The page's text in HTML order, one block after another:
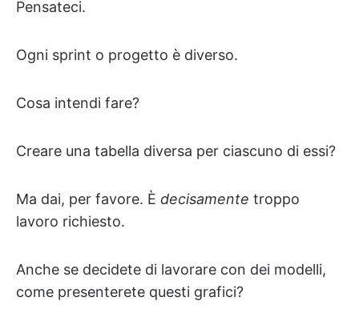
Pensateci.
Ogni sprint o progetto è diverso.
Cosa intendi fare?
Creare una tabella diversa per ciascuno di essi?
Ma dai, per favore. È decisamente troppo
lavoro richiesto.
Anche se decidete di lavorare con dei modelli,
come presenterete questi grafici?